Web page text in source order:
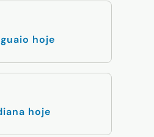
hoje
hoje